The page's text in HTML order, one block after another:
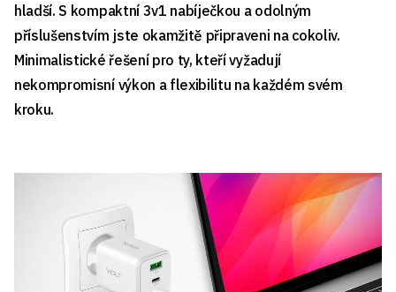
hladší. S kompaktní 3v1 nabíječkou a odolným
příslušenstvím jste okamžitě připraveni na cokoliv.
Minimalistické řešení pro ty, kteří vyžadují
nekompromisní výkon a flexibilitu na každém svém
kroku.